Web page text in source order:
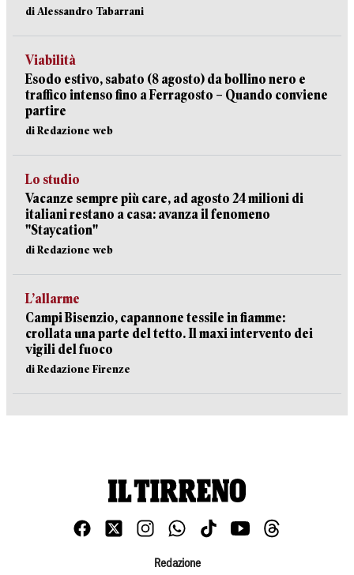
di Alessandro Tabarrani
Viabilità
Esodo estivo, sabato (8 agosto) da bollino nero e
traffico intenso fino a Ferragosto – Quando conviene
partire
di Redazione web
Lo studio
Vacanze sempre più care, ad agosto 24 milioni di
italiani restano a casa: avanza il fenomeno
"Staycation"
di Redazione web
L’allarme
Campi Bisenzio, capannone tessile in fiamme:
crollata una parte del tetto. Il maxi intervento dei
vigili del fuoco
di Redazione Firenze
Redazione